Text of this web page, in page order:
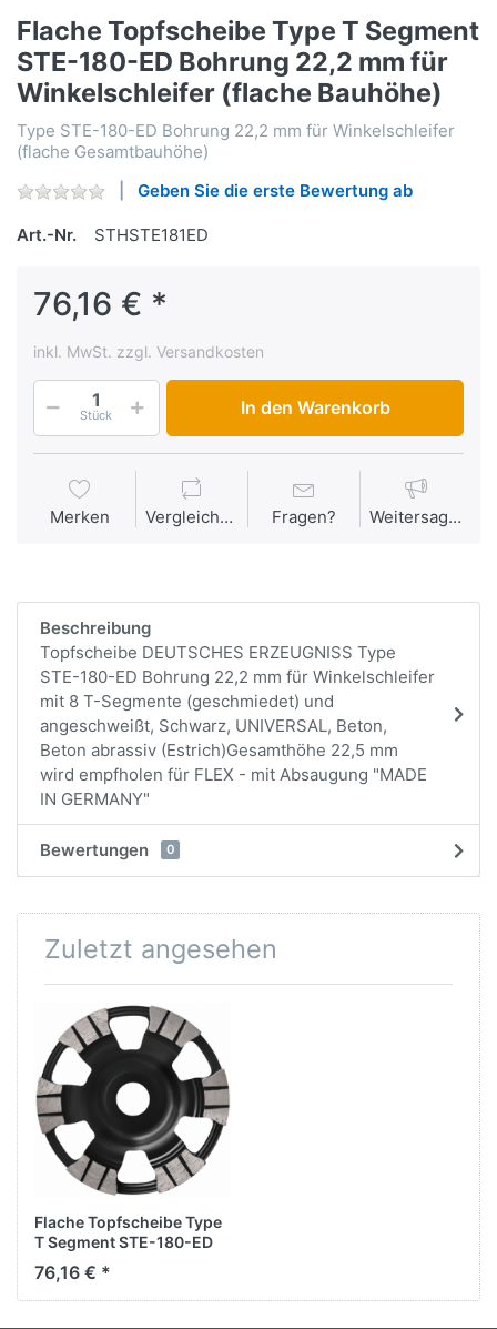
Flache Topfscheibe Type T Segment
STE-180-ED Bohrung 22,2 mm für
Winkelschleifer (flache Bauhöhe)
Type STE-180-ED Bohrung 22,2 mm für Winkelschleifer
(flache Gesamtbauhöhe)
Geben Sie die erste Bewertung ab
Art.-Nr. STHSTE181ED
76,16 € *
inkl. MwSt. zzgl. Versandkosten
Stück In den Warenkorb
Merken Vergleichen Fragen? Weitersagen
Beschreibung
Topfscheibe DEUTSCHES ERZEUGNISS Type
STE-180-ED Bohrung 22,2 mm für Winkelschleifer
mit 8 T-Segmente (geschmiedet) und
angeschweißt, Schwarz, UNIVERSAL, Beton,
Beton abrassiv (Estrich)Gesamthöhe 22,5 mm
wird empfholen für FLEX - mit Absaugung "MADE
IN GERMANY"
Bewertungen 0
Zuletzt angesehen
Flache Topfscheibe Type
T Segment STE-180-ED
Bohrung 22,2 mm für
Winkelschleifer (flache
Bauhöhe)
76,16 € *